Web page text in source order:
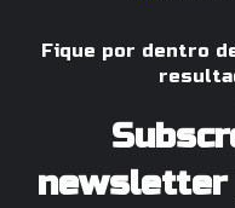
Fique por dentro
newsletter